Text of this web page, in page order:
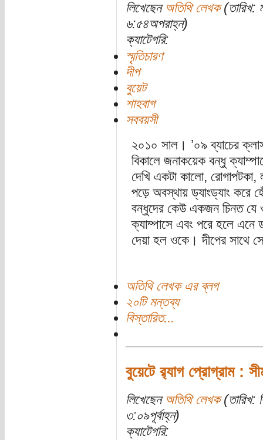
লিখেছেন অতিথি লেখক(তারিখ:
৬:৫৪অপরাহ্ন)
ক্যাটেগরি:
স্মৃতিচারণ
দীপ
বুয়েট
শাহবাগ
সববয়সী
২০১০ সাল। ’০৯ ব্যাচের
বিকালে জনাকয়েক বন্ধু
দেখি একটা কালো, রোগাপটকা,
পড়ে অবস্থায় ড্যাংড্যাং করে
বন্ধুদের কেউ একজন চিনত
ক্যাম্পাসে এবং পরে হলে এনে
দেয়া হল ওকে। দীপের সাথে
অতিথি লেখক এর ব্লগ
২০টি মন্তব্য
বিস্তারিত...
বুয়েটে র‍্যাগ প্রোগ্রাম :
লিখেছেন অতিথি লেখক(তারিখ:
৩:০৯পূর্বাহ্ন)
ক্যাটেগরি: